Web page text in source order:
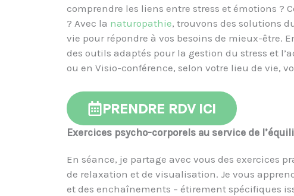
comprendre les liens entre stress et émotions ?
? Avec la naturopathie, trouvons des solutions
vie pour répondre à vos besoins de mieux-être.
des outils adaptés pour la gestion du stress et
ou en Visio-conférence, selon votre lieu de vie,
PRENDRE RDV ICI
Exercices psycho-corporels au service de
En séance, je partage avec vous des exercices
de relaxation et de visualisation. Je vous
et des enchaînements – étirement spécifiques